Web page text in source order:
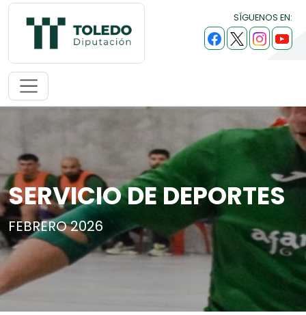
SÍGUENOS EN:
SERVICIO DE DEPORTES
FEBRERO 2026